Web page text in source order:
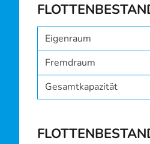
Eigenraum
Fremdraum
Gesamtkapazität